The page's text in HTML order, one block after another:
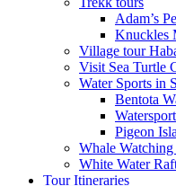
Adam’s
Knuckles
Village tour
Visit Sea Turtle
Water Sports in
Bentota
Pigeon
Whale
White Water
Tour Itineraries